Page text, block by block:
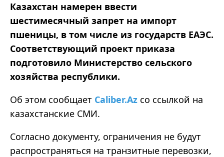
Казахстан намерен ввести
шестимесячный запрет на импорт
пшеницы, в том числе из государств ЕАЭС.
Соответствующий проект приказа
подготовило Министерство сельского
хозяйства республики.
Об этом сообщает Caliber.Az со ссылкой на
казахстанские СМИ.
Согласно документу, ограничения не будут
распространяться на транзитные перевозки,